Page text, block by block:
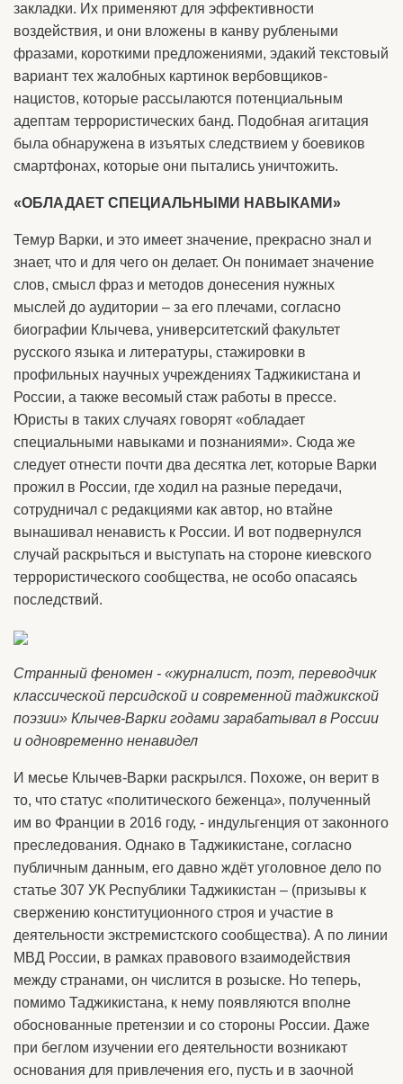
закладки. Их применяют для эффективности
воздействия, и они вложены в канву рублеными
фразами, короткими предложениями, эдакий текстовый
вариант тех жалобных картинок вербовщиков-
нацистов, которые рассылаются потенциальным
адептам террористических банд. Подобная агитация
была обнаружена в изъятых следствием у боевиков
смартфонах, которые они пытались уничтожить.
«ОБЛАДАЕТ СПЕЦИАЛЬНЫМИ НАВЫКАМИ»
Темур Варки, и это имеет значение, прекрасно знал и
знает, что и для чего он делает. Он понимает значение
слов, смысл фраз и методов донесения нужных
мыслей до аудитории – за его плечами, согласно
биографии Клычева, университетский факультет
русского языка и литературы, стажировки в
профильных научных учреждениях Таджикистана и
России, а также весомый стаж работы в прессе.
Юристы в таких случаях говорят «обладает
специальными навыками и познаниями». Сюда же
следует отнести почти два десятка лет, которые Варки
прожил в России, где ходил на разные передачи,
сотрудничал с редакциями как автор, но втайне
вынашивал ненависть к России. И вот подвернулся
случай раскрыться и выступать на стороне киевского
террористического сообщества, не особо опасаясь
последствий.
Странный феномен - «журналист, поэт, переводчик
классической персидской и современной таджикской
поэзии» Клычев-Варки годами зарабатывал в России
и одновременно ненавидел
И месье Клычев-Варки раскрылся. Похоже, он верит в
то, что статус «политического беженца», полученный
им во Франции в 2016 году, - индульгенция от законного
преследования. Однако в Таджикистане, согласно
публичным данным, его давно ждёт уголовное дело по
статье 307 УК Республики Таджикистан – (призывы к
свержению конституционного строя и участие в
деятельности экстремистского сообщества). А по линии
МВД России, в рамках правового взаимодействия
между странами, он числится в розыске. Но теперь,
помимо Таджикистана, к нему появляются вполне
обоснованные претензии и со стороны России. Даже
при беглом изучении его деятельности возникают
основания для привлечения его, пусть и в заочной